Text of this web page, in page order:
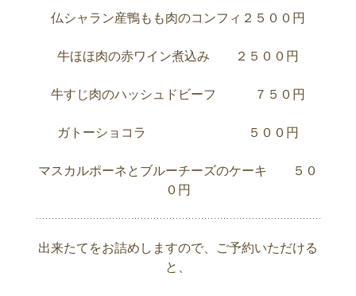
仏シャラン産鴨もも肉のコンフィ２５００円
牛ほほ肉の赤ワイン煮込み ２５００円
牛すじ肉のハッシュドビーフ ７５０円
ガトーショコラ ５００円
マスカルポーネとブルーチーズのケーキ ５０
０円
出来たてをお詰めしますので、ご予約いただける
と、